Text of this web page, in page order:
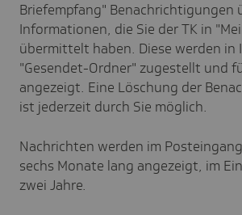
Briefempfang" Benachrichtigungen
Informationen, die Sie der TK in
übermittelt haben. Diese werden in
"Gesendet-Ordner" zugestellt und
angezeigt. Eine Löschung der
ist jederzeit durch Sie möglich.
Nachrichten werden im
sechs Monate lang angezeigt, im
zwei Jahre.